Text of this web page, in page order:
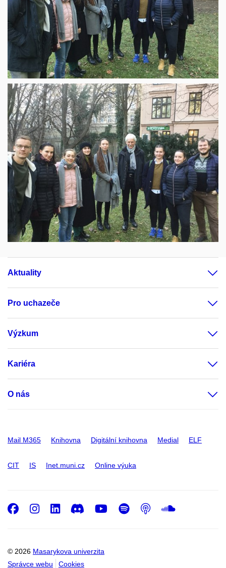
Aktuality
Pro uchazeče
Výzkum
Kariéra
O nás
Mail M365 Knihovna Digitální knihovna Medial ELF
CIT IS Inet.muni.cz Online výuka
© 2026 Masarykova univerzita
Správce webu
Cookies
Facebook
Instagram
LinkedIn
DiscordYoutube
Spotify
Podcast